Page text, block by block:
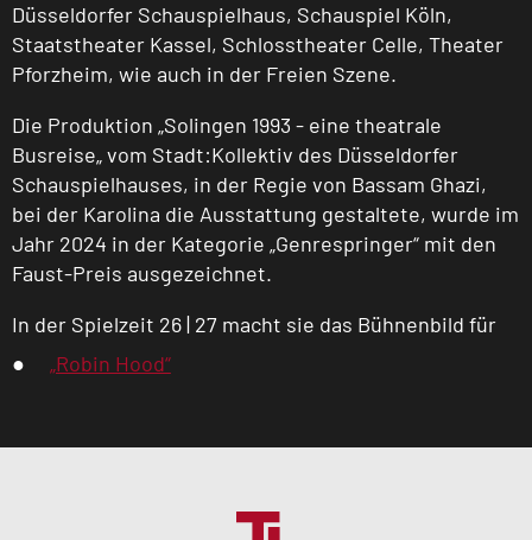
Düsseldorfer Schauspielhaus, Schauspiel Köln,
Staatstheater Kassel, Schlosstheater Celle, Theater
Pforzheim, wie auch in der Freien Szene.
Die Produktion „Solingen 1993 - eine theatrale
Busreise„ vom Stadt:Kollektiv des Düsseldorfer
Schauspielhauses, in der Regie von Bassam Ghazi,
bei der Karolina die Ausstattung gestaltete, wurde im
Jahr 2024 in der Kategorie „Genrespringer“ mit den
Faust-Preis ausgezeichnet.
In der Spielzeit 26 | 27 macht sie das Bühnenbild für
„Robin Hood“